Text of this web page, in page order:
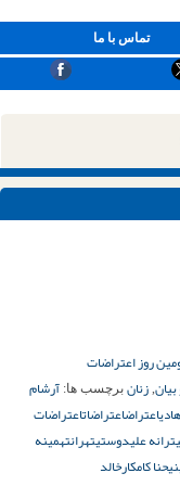
تماس با ما
روز اعتراضات
, زنان برچسب ها: آرشام
اعتراضاعتراضاتاعتراضات
ترانه علیدوستیتهرانتهمینه
حنا کامکارخالد